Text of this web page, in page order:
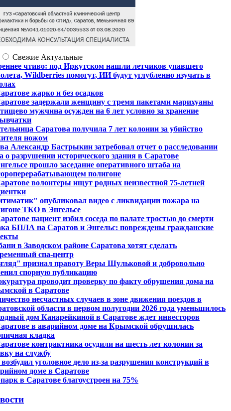
Свежие Актуальные
чтиво: под Иркутском нашли летчиков упавшего
Wildberries помогут, ИИ будут углубленно изучать в
жарко и без осадков
задержали женщину с тремя пакетами марихуаны
мужчина осужден на 6 лет условно за хранение
Саратова получила 7 лет колонии за убийство
ножом
Александр Бастрыкин затребовал отчет о расследовании
о разрушении исторического здания в Саратове
прошло заседание оперативного штаба на
полигоне
волонтеры ищут родных неизвестной 75-летней
опубликовал видео с ликвидации пожара на
ТКО в Энгельсе
пациент избил соседа по палате тростью до смерти
БПЛА на Саратов и Энгельс: повреждены гражданские
в Заводском районе Саратова хотят сделать
спа-центр
признал правоту Веры Шульковой и добровольно
спорную публикацию
проводит проверку по факту обрушения дома на
в Саратове
несчастных случаев в зоне движения поездов в
области в первом полугодии 2026 года уменьшилось
дом Канарейкиной в Саратове ждет инвесторов
в аварийном доме на Крымской обрушилась
кладка
контрактника осудили на шесть лет колонии за
на службу
уголовное дело из-за разрушения конструкций в
доме в Саратове
в Саратове благоустроен на 75%